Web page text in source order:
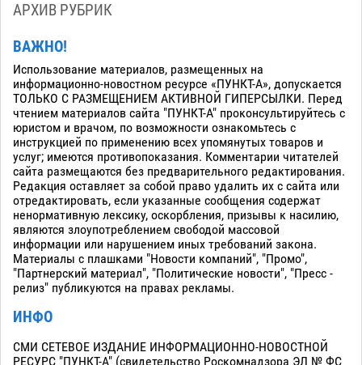
АРХИВ РУБРИК
ВАЖНО!
Использование материалов, размещенных на
информационно-новостном ресурсе «ПУНКТ-А», допускается
ТОЛЬКО С РАЗМЕЩЕНИЕМ АКТИВНОЙ ГИПЕРСЫЛКИ. Перед
чтением материалов сайта "ПУНКТ-А" проконсультируйтесь с
юристом и врачом, по возможности ознакомьтесь с
инструкцией по применению всех упомянутых товаров и
услуг; имеются противопоказания. Комментарии читателей
сайта размещаются без предварительного редактирования.
Редакция оставляет за собой право удалить их с сайта или
отредактировать, если указанные сообщения содержат
ненормативную лексику, оскорбления, призывы к насилию,
являются злоупотреблением свободой массовой
информации или нарушением иных требований закона.
Материалы с плашками "Новости компаний", "Промо",
"Партнерский материал", "Политические новости", "Пресс -
релиз" публикуются на правах рекламы.
ИНФО
СМИ СЕТЕВОЕ ИЗДАНИЕ ИНФОРМАЦИОННО-НОВОСТНОЙ
РЕСУРС "ПУНКТ-А" (свидетельство Роскомнадзора ЭЛ № ФС